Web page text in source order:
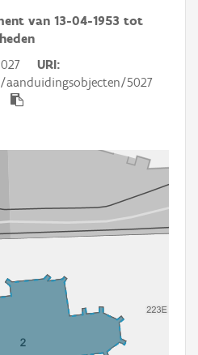
van 13-04-1953 tot
heden
URI
5027